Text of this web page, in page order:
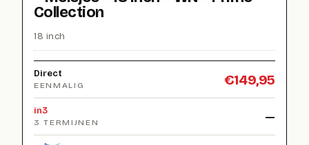
Collection
18 inch
Direct
EENMALIG €149,95
in3
3 TERMIJNEN —